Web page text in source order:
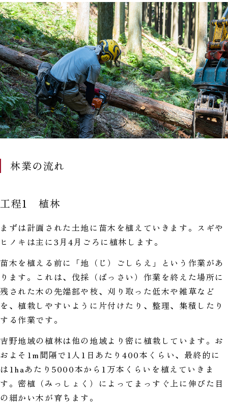
林業の流れ
工程1 植林
まずは計画された土地に苗木を植えていきます。スギや
ヒノキは主に3月4月ごろに植林します。
苗木を植える前に「地（じ）ごしらえ」という作業があ
ります。これは、伐採（ばっさい）作業を終えた場所に
残された木の先端部や枝、刈り取った低木や雑草など
を、植栽しやすいように片付けたり、整理、集積したり
する作業です。
吉野地域の植林は他の地域より密に植栽しています。お
およそ1m間隔で1人1日あたり400本くらい、最終的に
は1haあたり5000本から1万本くらいを植えていきま
す。密植（みっしょく）によってまっすぐ上に伸びた目
の細かい木が育ちます。